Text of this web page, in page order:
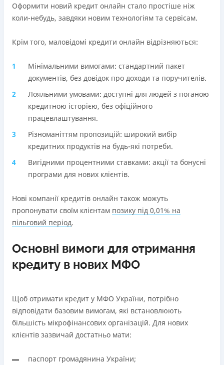
Оформити новий кредит онлайн стало простіше ніж
коли-небудь, завдяки новим технологіям та сервісам.
Крім того, маловідомі кредити онлайн відрізняються:
Мінімальними вимогами: стандартний пакет
документів, без довідок про доходи та поручителів.
Лояльними умовами: доступні для людей з поганою
кредитною історією, без офіційного
працевлаштування.
Різноманіттям пропозицій: широкий вибір
кредитних продуктів на будь-які потреби.
Вигідними процентними ставками: акції та бонусні
програми для нових клієнтів.
Нові компанії кредитів онлайн також можуть
пропонувати своїм клієнтам позику під 0,01% на
пільговий період.
Основні вимоги для отримання
кредиту в нових МФО
Щоб отримати кредит у МФО України, потрібно
відповідати базовим вимогам, які встановлюють
більшість мікрофінансових організацій. Для нових
клієнтів зазвичай достатньо мати:
паспорт громадянина України;